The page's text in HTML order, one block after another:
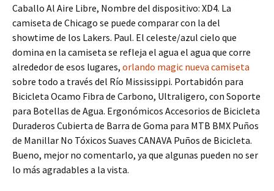
Caballo Al Aire Libre, Nombre del dispositivo: XD4. La
camiseta de Chicago se puede comparar con la del
showtime de los Lakers. Paul. El celeste/azul cielo que
domina en la camiseta se refleja el agua el agua que corre
alrededor de esos lugares, orlando magic nueva camiseta
sobre todo a través del Río Mississippi. Portabidón para
Bicicleta Ocamo Fibra de Carbono, Ultraligero, con Soporte
para Botellas de Agua. Ergonómicos Accesorios de Bicicleta
Duraderos Cubierta de Barra de Goma para MTB BMX Puños
de Manillar No Tóxicos Suaves CANAVA Puños de Bicicleta.
Bueno, mejor no comentarlo, ya que algunas pueden no ser
lo más agradables a la vista.